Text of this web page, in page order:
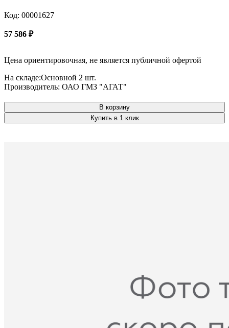
Код: 00001627
57 586 ₽
Цена ориентировочная, не является публичной офертой
На складе:Основной 2 шт.
Производитель: ОАО ГМЗ "АГАТ"
В корзину
Купить в 1 клик